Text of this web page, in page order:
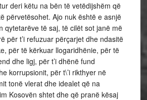
deri këtu na bën të vetëdijshëm që
përvetësohet. Ajo nuk është e asnjë
qytetarëve të saj, të cilët sot janë më
për t’i refuzuar përçarjet dhe ndasitë
për të kërkuar llogaridhënie, për të
dhe ligj, për t’i dhënë fund
korrupsionit, për t\’i rikthyer në
tonë vlerat dhe idealet që na
Kosovën shtet dhe që pranë kësaj